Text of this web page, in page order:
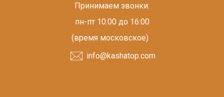
Принимаем звонки:
пн-пт 10:00 до 16:00
(время московское)
info@kashatop.com